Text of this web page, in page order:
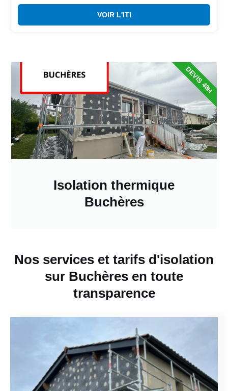
VOIR L'ITI
Isolation thermique
Buchères
DEVIS 48H
Nos services et tarifs d'isolation
sur Buchères en toute
transparence